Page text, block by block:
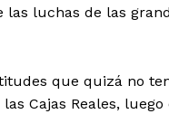
las luchas de las
que quizá no
Cajas Reales,